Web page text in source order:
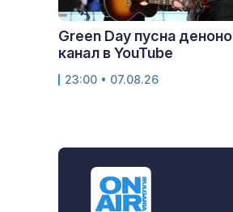
Green Day пусна
канал в YouTube
23:00 • 07.08.26